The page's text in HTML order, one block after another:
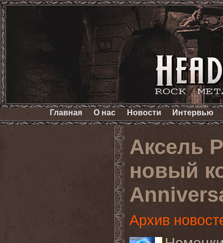
Главная О нас Новости Интервью
Аксель
новый
Архив